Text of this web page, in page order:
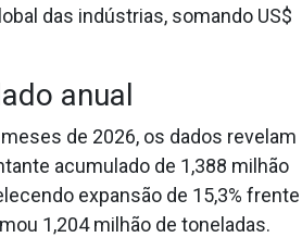
das indústrias, somando US$
anual
de 2026, os dados revelam
acumulado de 1,388 milhão
expansão de 15,3% frente
1,204 milhão de toneladas.